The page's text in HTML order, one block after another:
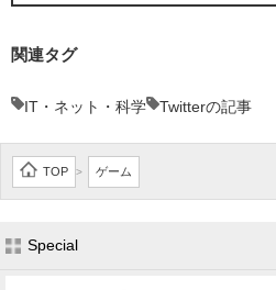
関連タグ
IT・ネット・科学 Twitterの記事
TOP > ゲーム
Special